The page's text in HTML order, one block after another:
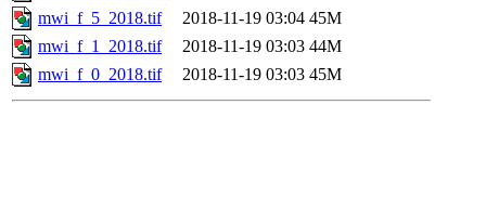
mwi_f_5_2018.tif
2018-11-19 03:04 45M
mwi_f_1_2018.tif
2018-11-19 03:03 44M
mwi_f_0_2018.tif
2018-11-19 03:03 45M